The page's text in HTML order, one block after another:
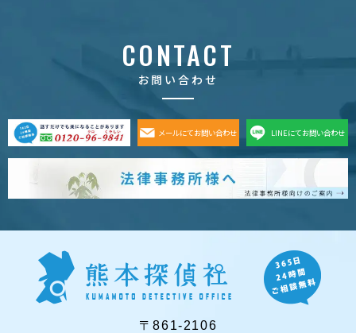
CONTACT
お問い合わせ
メールにてお問い合わせ LINEにてお問い合わせ
〒861-2106